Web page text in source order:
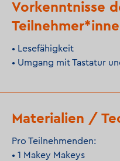
Vorkenntnisse
• Lesefähigkeit
• Umgang mit Tastatur
Materialien /
Pro Teilnehmenden:
• 1 Makey Makeys